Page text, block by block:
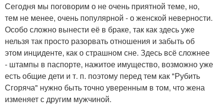
Сегодня мы поговорим о не очень приятной теме, но,
тем не менее, очень популярной - о женской неверности.
Особо сложно вынести её в браке, так как здесь уже
нельзя так просто разорвать отношения и забыть об
этом инциденте, как о страшном сне. Здесь всё сложнее
- штампы в паспорте, нажитое имущество, возможно уже
есть общие дети и т. п. поэтому перед тем как "Рубить
Сгоряча" нужно быть точно уверенным в том, что жена
изменяет с другим мужчиной.